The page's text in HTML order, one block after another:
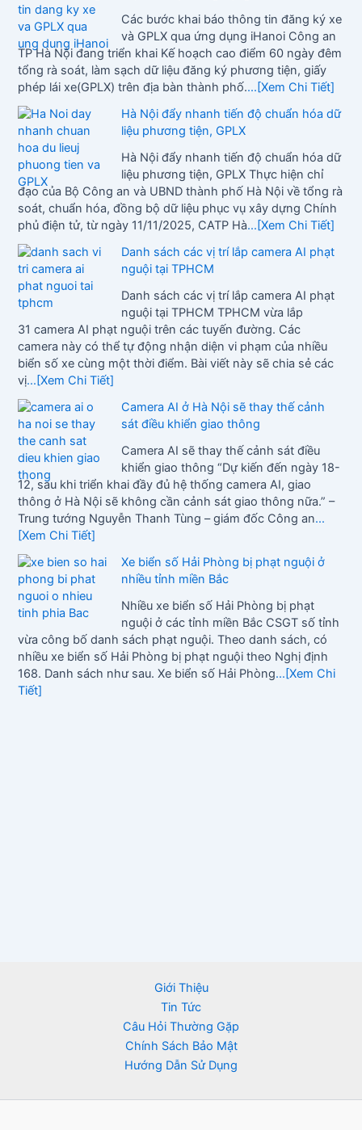
Các bước khai báo thông tin đăng ký xe
và GPLX qua ứng dụng iHanoi Công an
TP Hà Nội đang triển khai Kế hoạch cao điểm 60 ngày đêm
tổng rà soát, làm sạch dữ liệu đăng ký phương tiện, giấy
phép lái xe(GPLX) trên địa bàn thành phố....[Xem Chi Tiết]
Hà Nội đẩy nhanh tiến độ chuẩn hóa dữ
liệu phương tiện, GPLX
Hà Nội đẩy nhanh tiến độ chuẩn hóa dữ
liệu phương tiện, GPLX Thực hiện chỉ
đạo của Bộ Công an và UBND thành phố Hà Nội về tổng rà
soát, chuẩn hóa, đồng bộ dữ liệu phục vụ xây dựng Chính
phủ điện tử, từ ngày 11/11/2025, CATP Hà...[Xem Chi Tiết]
Danh sách các vị trí lắp camera AI phạt
nguội tại TPHCM
Danh sách các vị trí lắp camera AI phạt
nguội tại TPHCM TPHCM vừa lắp
31 camera AI phạt nguội trên các tuyến đường. Các
camera này có thể tự động nhận diện vi phạm của nhiều
biển số xe cùng một thời điểm. Bài viết này sẽ chia sẻ các
vị...[Xem Chi Tiết]
Camera AI ở Hà Nội sẽ thay thế cảnh
sát điều khiển giao thông
Camera AI sẽ thay thế cảnh sát điều
khiển giao thông “Dự kiến đến ngày 18-
12, sau khi triển khai đầy đủ hệ thống camera AI, giao
thông ở Hà Nội sẽ không cần cảnh sát giao thông nữa.” –
Trung tướng Nguyễn Thanh Tùng – giám đốc Công an...
[Xem Chi Tiết]
Xe biển số Hải Phòng bị phạt nguội ở
nhiều tỉnh miền Bắc
Nhiều xe biển số Hải Phòng bị phạt
nguội ở các tỉnh miền Bắc CSGT số tỉnh
vừa công bố danh sách phạt nguội. Theo danh sách, có
nhiều xe biển số Hải Phòng bị phạt nguội theo Nghị định
168. Danh sách như sau. Xe biển số Hải Phòng...[Xem Chi
Tiết]
Giới Thiệu
Tin Tức
Câu Hỏi Thường Gặp
Chính Sách Bảo Mật
Hướng Dẫn Sử Dụng